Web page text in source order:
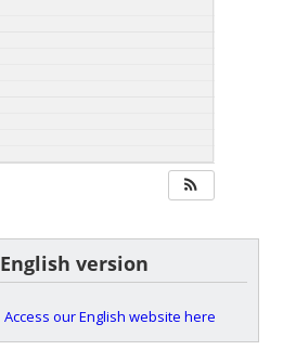
English version
Access our English website here